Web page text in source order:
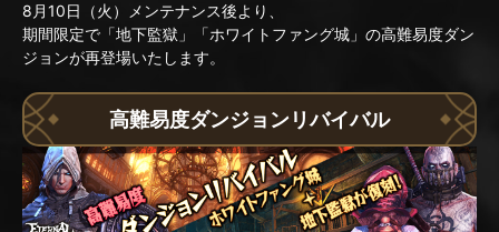
8月10日（火）メンテナンス後より、
期間限定で「地下監獄」「ホワイトファング城」の高難易度ダン
ジョンが再登場いたします。
高難易度ダンジョンリバイバル